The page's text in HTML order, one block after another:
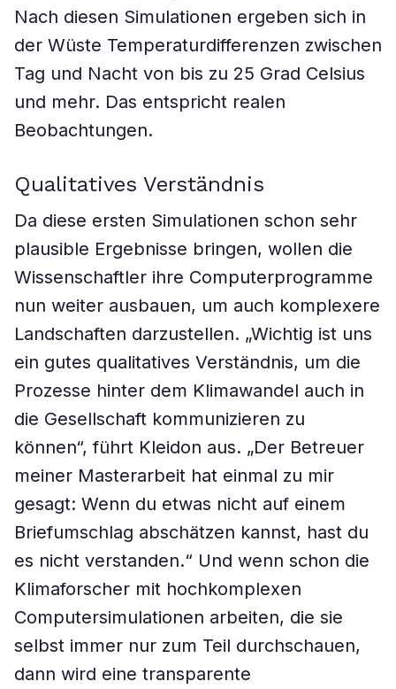
Nach diesen Simulationen ergeben sich in
der Wüste Temperaturdifferenzen zwischen
Tag und Nacht von bis zu 25 Grad Celsius
und mehr. Das entspricht realen
Beobachtungen.
Qualitatives Verständnis
Da diese ersten Simulationen schon sehr
plausible Ergebnisse bringen, wollen die
Wissenschaftler ihre Computerprogramme
nun weiter ausbauen, um auch komplexere
Landschaften darzustellen. „Wichtig ist uns
ein gutes qualitatives Verständnis, um die
Prozesse hinter dem Klimawandel auch in
die Gesellschaft kommunizieren zu
können“, führt Kleidon aus. „Der Betreuer
meiner Masterarbeit hat einmal zu mir
gesagt: Wenn du etwas nicht auf einem
Briefumschlag abschätzen kannst, hast du
es nicht verstanden.“ Und wenn schon die
Klimaforscher mit hochkomplexen
Computersimulationen arbeiten, die sie
selbst immer nur zum Teil durchschauen,
dann wird eine transparente